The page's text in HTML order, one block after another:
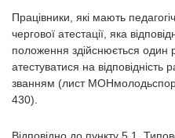
Працівники, які мають
чергової атестації, яка
положення здійснюється один
атестуватися на
званням (лист
430).